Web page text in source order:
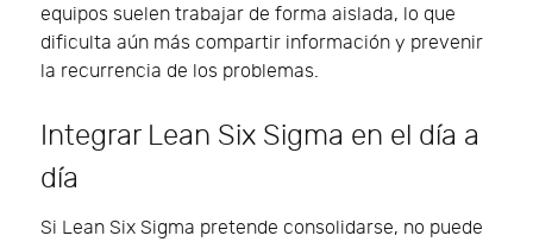
equipos suelen trabajar de forma aislada, lo que
dificulta aún más compartir información y prevenir
la recurrencia de los problemas.
Integrar Lean Six Sigma en el día a
día
Si Lean Six Sigma pretende consolidarse, no puede